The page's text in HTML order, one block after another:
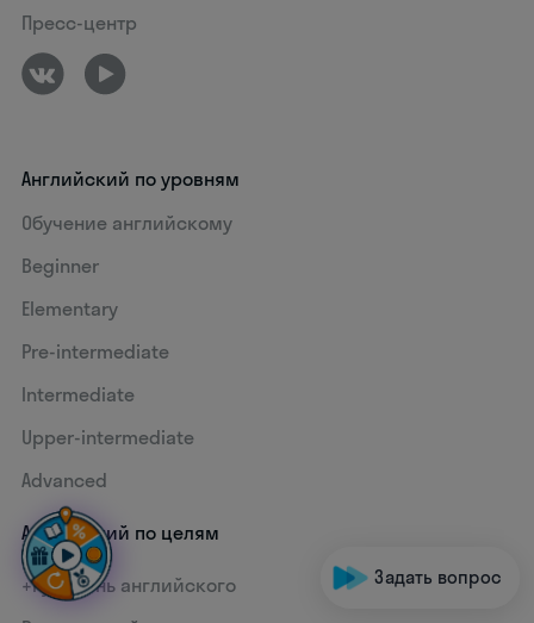
Пресс-центр
Английский по уровням
Обучение английскому
Beginner
Elementary
Pre-intermediate
Intermediate
Upper-intermediate
Advanced
Английский по целям
+1 уровень английского
Задать вопрос